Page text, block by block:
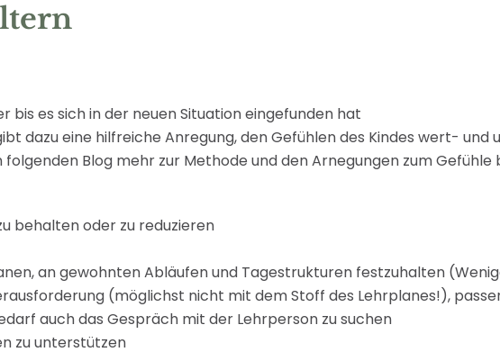
bis es sich in der neuen Situation eingefunden hat
dazu eine hilfreiche Anregung, den Gefühlen des Kindes wert- und
Blog mehr zur Methode und den Arnegungen zum Gefühle
behalten oder zu reduzieren
an gewohnten Abläufen und Tagestrukturen festzuhalten
(möglichst nicht mit dem Stoff des Lehrplanes!),
auch das Gespräch mit der Lehrperson zu suchen
zu unterstützen